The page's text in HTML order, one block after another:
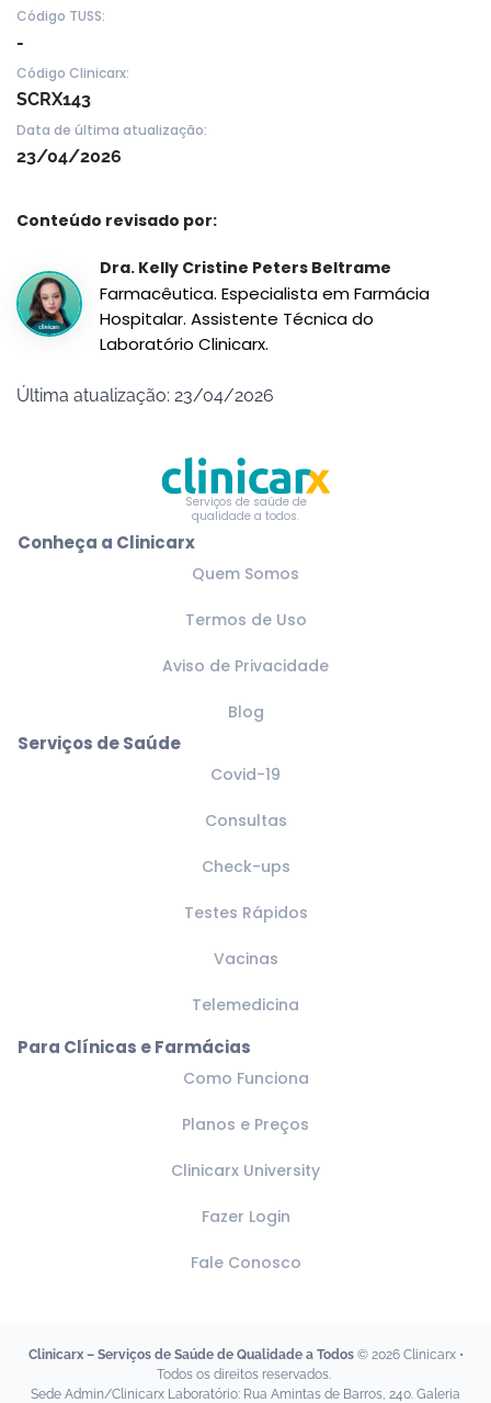
Código TUSS:
-
Código Clinicarx:
SCRX143
Data de última atualização:
23/04/2026
Conteúdo revisado por:
Dra. Kelly Cristine Peters Beltrame
Farmacêutica. Especialista em Farmácia
Hospitalar. Assistente Técnica do
Laboratório Clinicarx.
Última atualização: 23/04/2026
Serviços de saúde de
qualidade a todos.
Conheça a Clinicarx
Quem Somos
Termos de Uso
Aviso de Privacidade
Blog
Serviços de Saúde
Covid-19
Consultas
Check-ups
Testes Rápidos
Vacinas
Telemedicina
Para Clínicas e Farmácias
Como Funciona
Planos e Preços
Clinicarx University
Fazer Login
Fale Conosco
Clinicarx – Serviços de Saúde de Qualidade a Todos © 2026 Clinicarx •
Todos os direitos reservados.
Sede Admin/Clinicarx Laboratório: Rua Amintas de Barros, 240. Galeria